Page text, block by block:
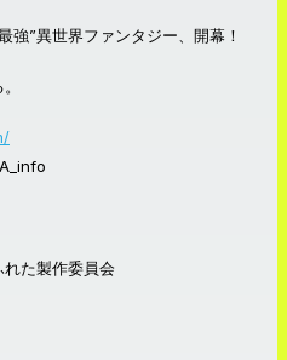
強”異世界ファンタジー、開幕！
た製作委員会